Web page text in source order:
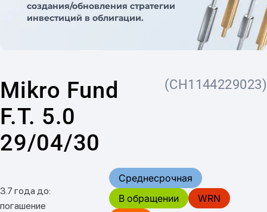
создания/обновления стратегии
инвестиций в облигации.
Mikro Fund
F.T. 5.0
29/04/30
(CH1144229023)
3.7 года до:
погашение
Среднесрочная
В обращении
WRN